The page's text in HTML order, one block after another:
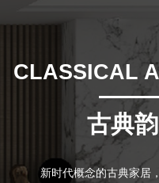
CLASSICAL
古典
新时代概念的古典家居